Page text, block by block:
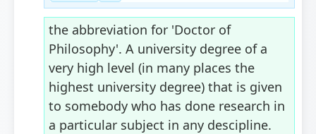
the abbreviation for 'Doctor of
Philosophy'. A university degree of a
very high level (in many places the
highest university degree) that is given
to somebody who has done research in
a particular subject in any descipline.